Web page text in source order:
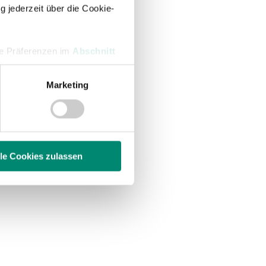
jederzeit über die Cookie-
Präferenzen im Abschnitt
Verwendung unserer
Marketing
Cookies zulassen